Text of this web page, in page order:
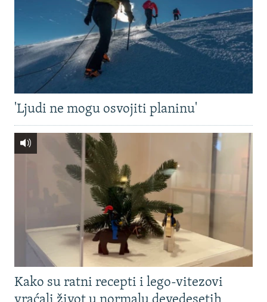
'Ljudi ne mogu osvojiti planinu'
Kako su ratni recepti i lego-vitezovi